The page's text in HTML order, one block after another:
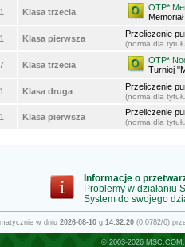
Klasa trzecia
OTP*
Klasa pierwsza Przeliczenie
(norma dla
Klasa trzecia
OTP*
Turniej
Klasa druga Przeliczenie
(norma dla
Klasa pierwsza Przeliczenie
(norma dla
Informacje o
Problemy w działaniu
System do swojego
w dniu 2026-08-10g.14:32:20(0.0782/6)
© 2003-2026